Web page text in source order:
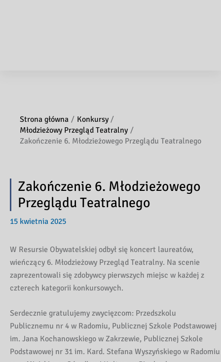
Strona główna
Konkursy
Młodzieżowy Przegląd Teatralny
Zakończenie 6. Młodzieżowego Przeglądu Teatralnego
Zakończenie 6. Młodzieżowego
Przeglądu Teatralnego
15 kwietnia 2025
W Resursie Obywatelskiej odbył się koncert laureatów,
wieńczący 6. Młodzieżowy Przegląd Teatralny. Na scenie
zaprezentowali się zdobywcy pierwszych miejsc w każdej z
czterech kategorii konkursowych.
Serdecznie gratulujemy zwycięzcom: Przedszkolu
Publicznemu nr 4 w Radomiu, Publicznej Szkole Podstawowej
im. Jana Kochanowskiego w Zakrzewie, Publicznej Szkole
Podstawowej nr 31 im. Kard. Stefana Wyszyńskiego w Radomiu